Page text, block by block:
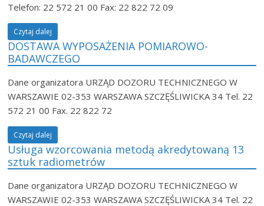
Telefon: 22 572 21 00 Fax: 22 822 72 09
Czytaj dalej
DOSTAWA WYPOSAŻENIA POMIAROWO-
BADAWCZEGO
Dane organizatora URZĄD DOZORU TECHNICZNEGO W
WARSZAWIE 02-353 WARSZAWA SZCZĘŚLIWICKA 34 Tel. 22
572 21 00 Fax. 22 822 72
Czytaj dalej
Usługa wzorcowania metodą akredytowaną 13
sztuk radiometrów
Dane organizatora URZĄD DOZORU TECHNICZNEGO W
WARSZAWIE 02-353 WARSZAWA SZCZĘŚLIWICKA 34 Tel. 22